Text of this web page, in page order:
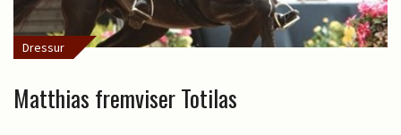
Dressur
Matthias fremviser Totilas